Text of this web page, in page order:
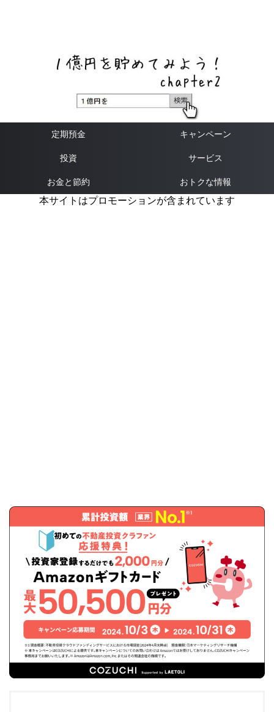
定期預金 キャンペーン
投資 サービス
お金と節約 おトクな情報
本サイトはプロモーションが含まれています